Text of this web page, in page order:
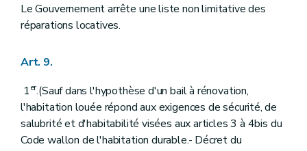
Le Gouvernement arrête une liste non limitative des
réparations locatives.
Art. 9.
1er.(Sauf dans l'hypothèse d'un bail à rénovation,
l'habitation louée répond aux exigences de sécurité, de
salubrité et d'habitabilité visées aux articles 3 à 4bis du
Code wallon de l'habitation durable.- Décret du